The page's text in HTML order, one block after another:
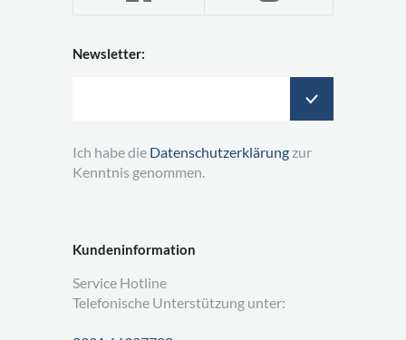
Kundeninformation
Service Hotline
Telefonische Unterstützung unter:
Newsletter:
Ich habe die Datenschutzerklärung zur
Kenntnis genommen.